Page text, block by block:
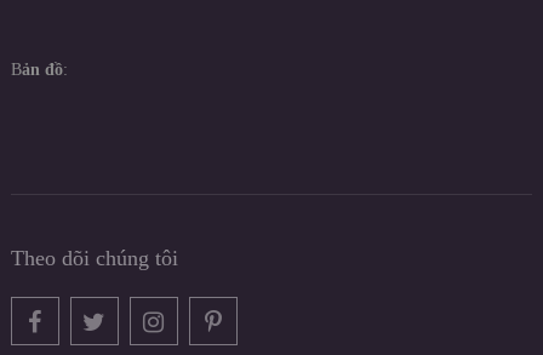
Bản đồ:
Theo dõi chúng tôi